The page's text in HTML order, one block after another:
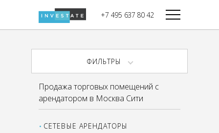
+7 495 637 80 42
Дикси
Магнолия
В башне
Запад
Башня Федерация-I
Восток
Город Столиц,
Северный блок
Южный блок
ФИЛЬТРЫ
Продажа торговых помещений с
арендатором в Москва Сити
СЕТЕВЫЕ АРЕНДАТОРЫ